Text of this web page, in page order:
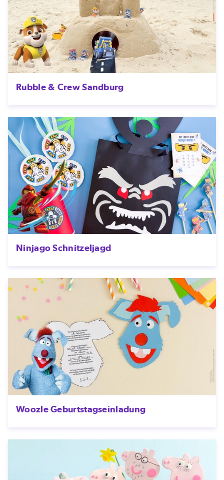
Rubble & Crew Sandburg
Ninjago Schnitzeljagd
Woozle Geburtstagseinladung